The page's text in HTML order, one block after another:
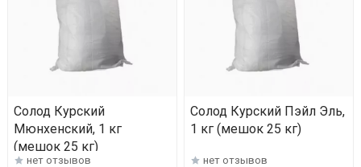
Солод Курский
Мюнхенский, 1 кг
(мешок 25 кг)
нет отзывов
Солод Курский Пэйл Эль,
1 кг (мешок 25 кг)
нет отзывов